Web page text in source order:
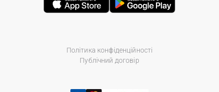
Політика конфіденційності
Публічний договір